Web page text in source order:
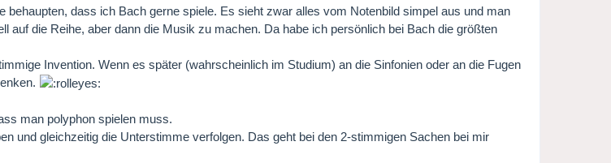
behaupten, dass ich Bach gerne spiele. Es sieht zwar alles vom Notenbild simpel aus und man
auf die Reihe, aber dann die Musik zu machen. Da habe ich persönlich bei Bach die größten
Invention. Wenn es später (wahrscheinlich im Studium) an die Sinfonien oder an die Fugen
man polyphon spielen muss.
und gleichzeitig die Unterstimme verfolgen. Das geht bei den 2-stimmigen Sachen bei mir